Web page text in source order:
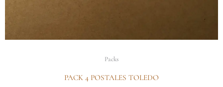
Packs
PACK 4 POSTALES TOLEDO